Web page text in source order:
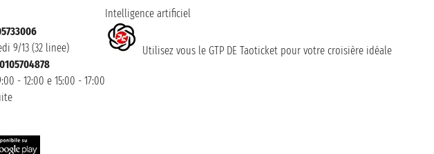
9/13 (32 linee)
- 12:00 e 15:00 - 17:00
Intelligence artificiel
Utilisez vous le GTP DE Taoticket pour votre croisière idéale